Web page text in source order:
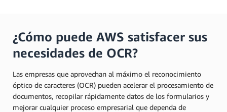
¿Cómo puede AWS satisfacer sus
necesidades de OCR?
Las empresas que aprovechan al máximo el reconocimiento
óptico de caracteres (OCR) pueden acelerar el procesamiento de
documentos, recopilar rápidamente datos de los formularios y
mejorar cualquier proceso empresarial que dependa de